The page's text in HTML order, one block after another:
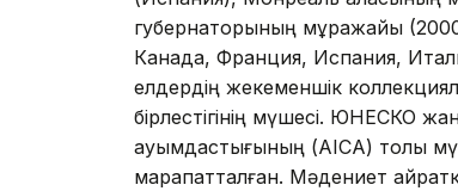
губернаторының мұражайы
Канада, Франция, Испания,
елдердің жекеменшік
бірлестігінің мүшесі. ЮНЕСКО
қауымдастығының (АІСА) толық
марапатталған. Мәдениет